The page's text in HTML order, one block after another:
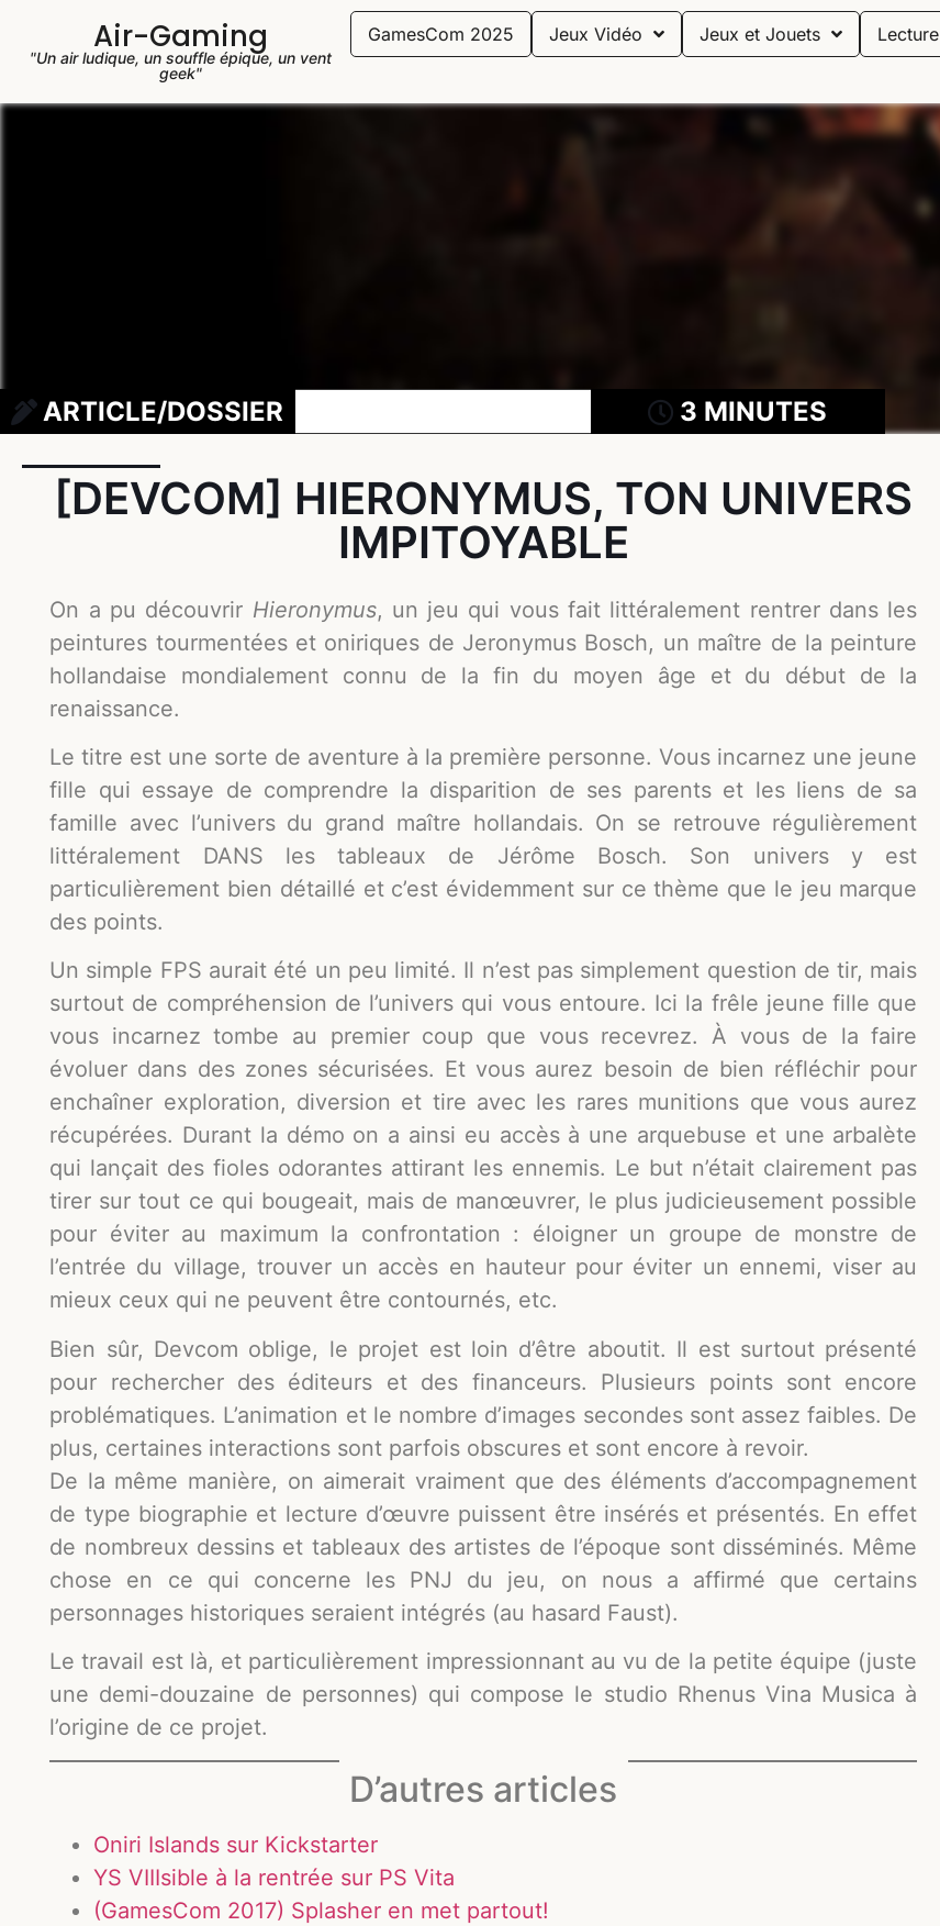
Air-Gaming
"Un air ludique, un souffle épique, un vent
geek"
GamesCom 2025 Jeux Vidéo Jeux et Jouets Lecture
ARTICLE/DOSSIER 3 MINUTES
[DEVCOM] HIERONYMUS, TON UNIVERS
IMPITOYABLE
On a pu découvrir Hieronymus, un jeu qui vous fait littéralement rentrer dans les
peintures tourmentées et oniriques de Jeronymus Bosch, un maître de la peinture
hollandaise mondialement connu de la fin du moyen âge et du début de la
renaissance.
Le titre est une sorte de aventure à la première personne. Vous incarnez une jeune
fille qui essaye de comprendre la disparition de ses parents et les liens de sa
famille avec l’univers du grand maître hollandais. On se retrouve régulièrement
littéralement DANS les tableaux de Jérôme Bosch. Son univers y est
particulièrement bien détaillé et c’est évidemment sur ce thème que le jeu marque
des points.
Un simple FPS aurait été un peu limité. Il n’est pas simplement question de tir, mais
surtout de compréhension de l’univers qui vous entoure. Ici la frêle jeune fille que
vous incarnez tombe au premier coup que vous recevrez. À vous de la faire
évoluer dans des zones sécurisées. Et vous aurez besoin de bien réfléchir pour
enchaîner exploration, diversion et tire avec les rares munitions que vous aurez
récupérées. Durant la démo on a ainsi eu accès à une arquebuse et une arbalète
qui lançait des fioles odorantes attirant les ennemis. Le but n’était clairement pas
tirer sur tout ce qui bougeait, mais de manœuvrer, le plus judicieusement possible
pour éviter au maximum la confrontation : éloigner un groupe de monstre de
l’entrée du village, trouver un accès en hauteur pour éviter un ennemi, viser au
mieux ceux qui ne peuvent être contournés, etc.
Bien sûr, Devcom oblige, le projet est loin d’être aboutit. Il est surtout présenté
pour rechercher des éditeurs et des financeurs. Plusieurs points sont encore
problématiques. L’animation et le nombre d’images secondes sont assez faibles. De
plus, certaines interactions sont parfois obscures et sont encore à revoir.
De la même manière, on aimerait vraiment que des éléments d’accompagnement
de type biographie et lecture d’œuvre puissent être insérés et présentés. En effet
de nombreux dessins et tableaux des artistes de l’époque sont disséminés. Même
chose en ce qui concerne les PNJ du jeu, on nous a affirmé que certains
personnages historiques seraient intégrés (au hasard Faust).
Le travail est là, et particulièrement impressionnant au vu de la petite équipe (juste
une demi-douzaine de personnes) qui compose le studio Rhenus Vina Musica à
l’origine de ce projet.
D’autres articles
Oniri Islands sur Kickstarter
YS VIIIsible à la rentrée sur PS Vita
(GamesCom 2017) Splasher en met partout!